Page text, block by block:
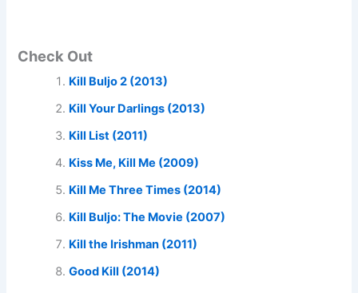
Check Out
Kill Buljo 2 (2013)
Kill Your Darlings (2013)
Kill List (2011)
Kiss Me, Kill Me (2009)
Kill Me Three Times (2014)
Kill Buljo: The Movie (2007)
Kill the Irishman (2011)
Good Kill (2014)